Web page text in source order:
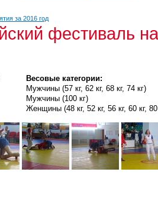
за 2016 год
фестиваль
Весовые категории:
Мужчины (57 кг, 62 кг, 68 кг, 74 кг)
Мужчины (100 кг)
Женщины (48 кг, 52 кг, 56 кг, 60 кг, 80